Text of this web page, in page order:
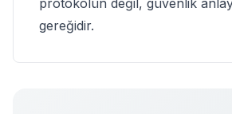
protokolün değil, güvenlik
gereğidir.